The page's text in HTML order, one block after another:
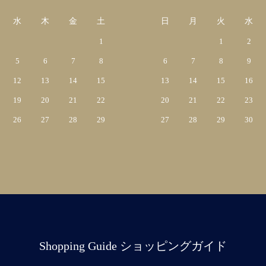
水 木 金 土
1
5 6 7 8
12 13 14 15
19 20 21 22
26 27 28 29
日 月 火 水
1 2
6 7 8 9
13 14 15 16
20 21 22 23
27 28 29 30
Shopping Guide ショッピングガイド